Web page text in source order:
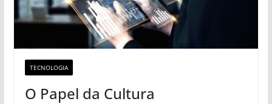
TECNOLOGIA
O Papel da Cultura